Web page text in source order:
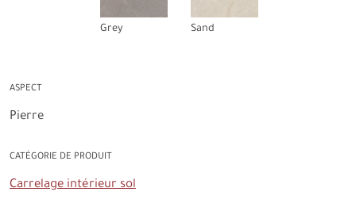
Grey Sand
ASPECT
Pierre
CATÉGORIE DE PRODUIT
Carrelage intérieur sol